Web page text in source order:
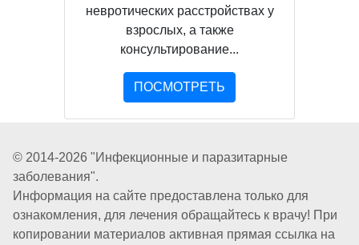
невротических расстройствах у
взрослых, а также
консультирование...
ПОСМОТРЕТЬ
© 2014-2026 "Инфекционные и паразитарные
заболевания".
Информация на сайте предоставлена только для
ознакомления, для лечения обращайтесь к врачу! При
копировании материалов активная прямая ссылка на